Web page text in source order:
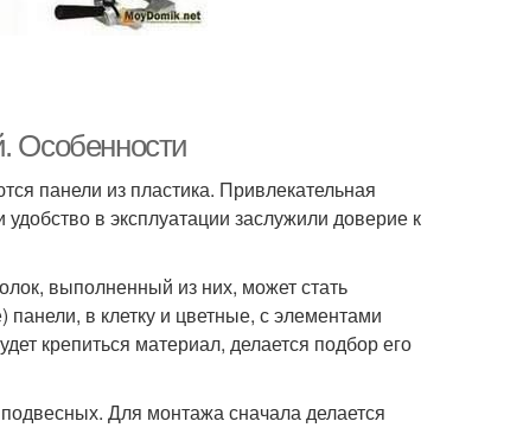
Особенности
панели из пластика. Привлекательная
в эксплуатации заслужили доверие к
выполненный из них, может стать
в клетку и цветные, с элементами
крепиться материал, делается подбор его
Для монтажа сначала делается